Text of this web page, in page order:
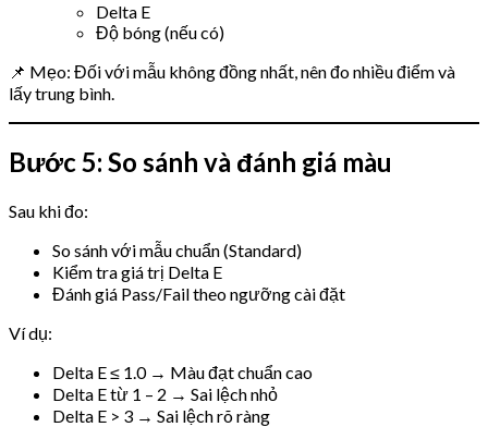
Delta E
Độ bóng (nếu có)
📌 Mẹo: Đối với mẫu không đồng nhất, nên đo nhiều điểm và
lấy trung bình.
Bước 5: So sánh và đánh giá màu
Sau khi đo:
So sánh với mẫu chuẩn (Standard)
Kiểm tra giá trị Delta E
Đánh giá Pass/Fail theo ngưỡng cài đặt
Ví dụ:
Delta E ≤ 1.0 → Màu đạt chuẩn cao
Delta E từ 1 – 2 → Sai lệch nhỏ
Delta E > 3 → Sai lệch rõ ràng